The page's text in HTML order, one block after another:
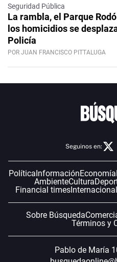
Seguridad Pública
La rambla, el Parque
los homicidios se
Policía
POR JUAN FRANCISCO PITTALUGA
Seguinos en:
PolíticaInformaciónEconomía
AmbienteCultura
Financial timesInternacional
Sobre Búsqueda
Términos y
Pablo de María